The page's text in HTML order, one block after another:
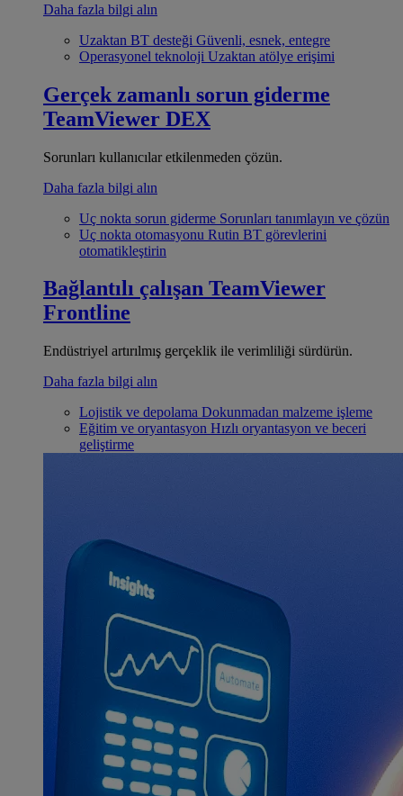
Daha fazla bilgi alın
Uzaktan BT desteği Güvenli, esnek, entegre
Operasyonel teknoloji Uzaktan atölye erişimi
Gerçek zamanlı sorun giderme
TeamViewer DEX
Sorunları kullanıcılar etkilenmeden çözün.
Daha fazla bilgi alın
Uç nokta sorun giderme Sorunları tanımlayın ve çözün
Uç nokta otomasyonu Rutin BT görevlerini
otomatikleştirin
Bağlantılı çalışan TeamViewer
Frontline
Endüstriyel artırılmış gerçeklik ile verimliliği sürdürün.
Daha fazla bilgi alın
Lojistik ve depolama Dokunmadan malzeme işleme
Eğitim ve oryantasyon Hızlı oryantasyon ve beceri
geliştirme